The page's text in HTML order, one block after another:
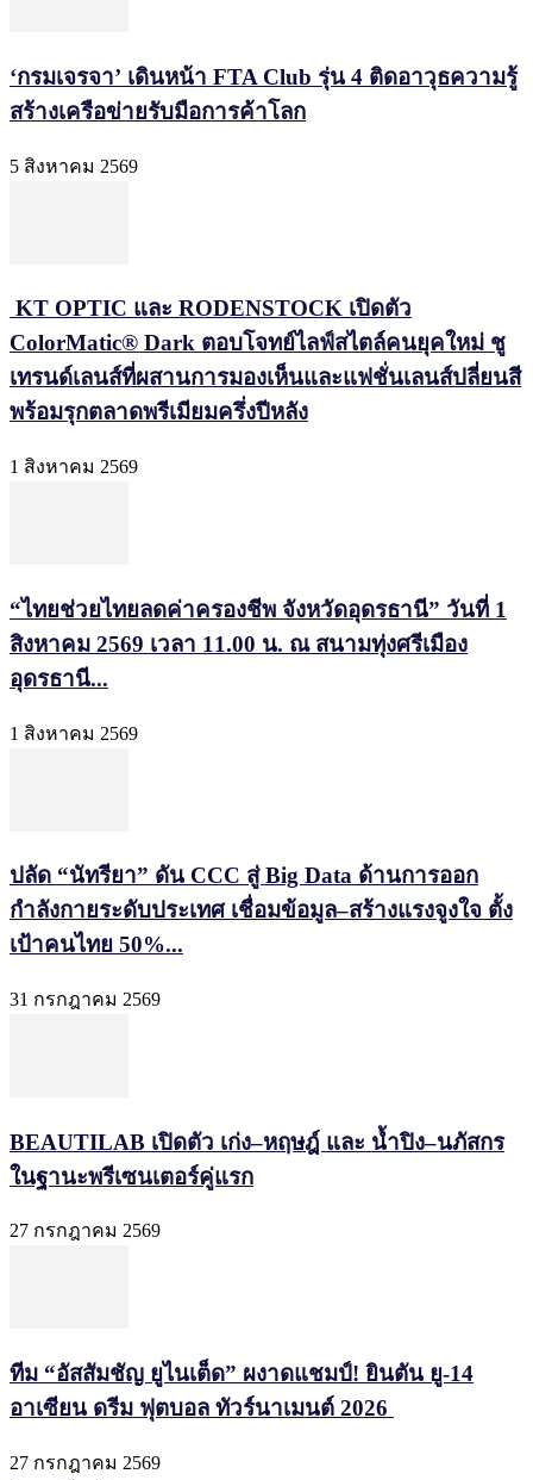
‘กรมเจรจา’ เดินหน้า FTA Club รุ่น 4 ติดอาวุธความรู้
สร้างเครือข่ายรับมือการค้าโลก
5 สิงหาคม 2569
KT OPTIC และ RODENSTOCK เปิดตัว
ColorMatic® Dark ตอบโจทย์ไลฟ์สไตล์คนยุคใหม่ ชู
เทรนด์เลนส์ที่ผสานการมองเห็นและแฟชั่นเลนส์ปลี่ยนสี
พร้อมรุกตลาดพรีเมียมครึ่งปีหลัง
1 สิงหาคม 2569
“ไทยช่วยไทยลดค่าครองชีพ จังหวัดอุดรธานี” วันที่ 1
สิงหาคม 2569 เวลา 11.00 น. ณ สนามทุ่งศรีเมือง
อุดรธานี...
1 สิงหาคม 2569
ปลัด “นัทรียา” ดัน CCC สู่ Big Data ด้านการออก
กำลังกายระดับประเทศ เชื่อมข้อมูล–สร้างแรงจูงใจ ตั้ง
เป้าคนไทย 50%...
31 กรกฎาคม 2569
BEAUTILAB เปิดตัว เก่ง–หฤษฎ์ และ น้ำปิง–นภัสกร
ในฐานะพรีเซนเตอร์คู่แรก
27 กรกฎาคม 2569
ทีม “อัสสัมชัญ ยูไนเต็ด” ผงาดแชมป์! ยินตัน ยู-14
อาเซียน ดรีม ฟุตบอล ทัวร์นาเมนต์ 2026
27 กรกฎาคม 2569